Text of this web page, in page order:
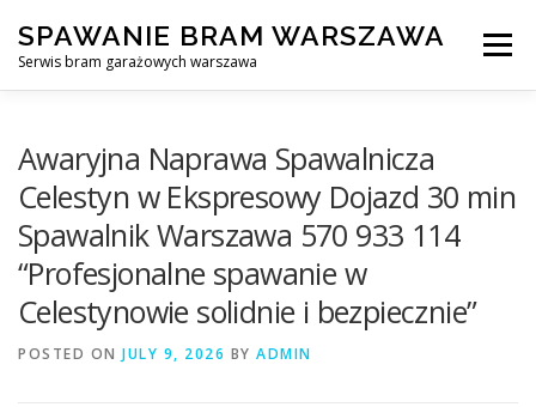
content
SPAWANIE BRAM WARSZAWA
Serwis bram garażowych warszawa
Menu
AWARYJNE OTWIERANIE BRAM BLOG KONTAKT
Awaryjna Naprawa Spawalnicza
Celestyn w Ekspresowy Dojazd 30 min
Spawalnik Warszawa 570 933 114
“Profesjonalne spawanie w
Celestynowie solidnie i bezpiecznie”
POSTED ON JULY 9, 2026 BY ADMIN